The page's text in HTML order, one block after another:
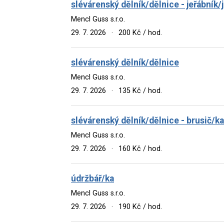
slévárenský dělník/dělnice - jeřábník/
Mencl Guss s.r.o.
29. 7. 2026
· 200 Kč / hod.
slévárenský dělník/dělnice
Mencl Guss s.r.o.
29. 7. 2026
· 135 Kč / hod.
slévárenský dělník/dělnice - brusič/ka
Mencl Guss s.r.o.
29. 7. 2026
· 160 Kč / hod.
údržbář/ka
Mencl Guss s.r.o.
29. 7. 2026
· 190 Kč / hod.